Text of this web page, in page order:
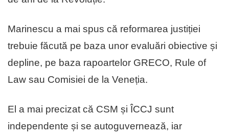
Marinescu a mai spus că reformarea justiției
trebuie făcută pe baza unor evaluări obiective și
depline, pe baza rapoartelor GRECO, Rule of
Law sau Comisiei de la Veneția.
El a mai precizat că CSM și ÎCCJ sunt
independente și se autoguvernează, iar